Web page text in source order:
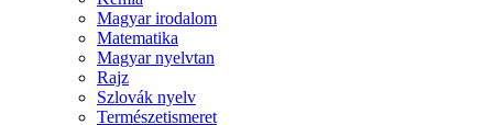
Magyar irodalom
Matematika
Magyar nyelvtan
Rajz
Szlovák nyelv
Természetismeret